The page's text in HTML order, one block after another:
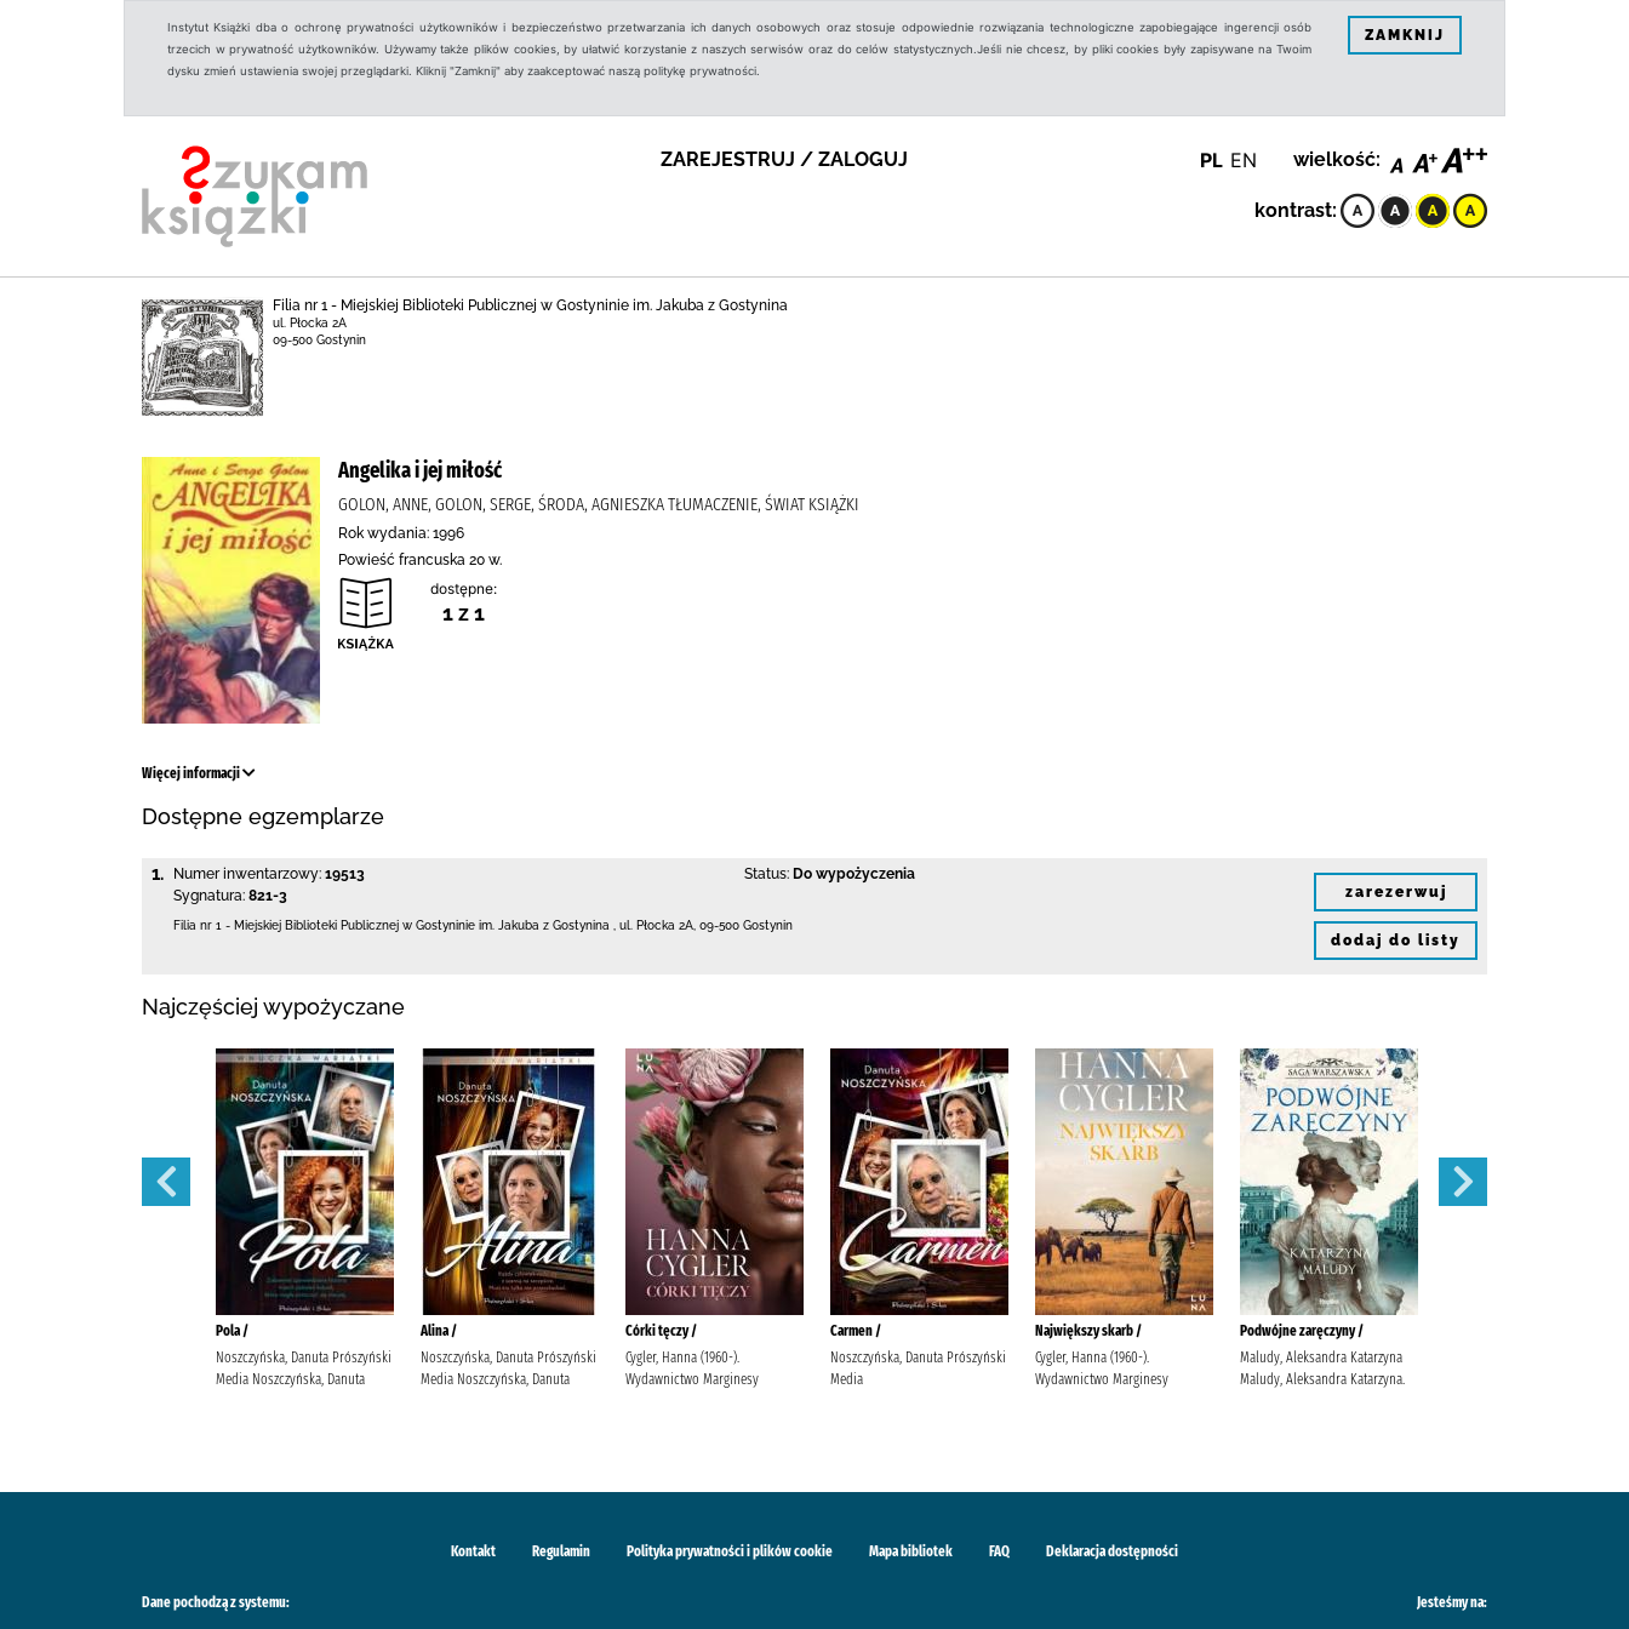
Instytut Książki dba o ochronę prywatności użytkowników i bezpieczeństwo przetwarzania ich danych osobowych oraz stosuje odpowiednie rozwiązania technologiczne zapobiegające ingerencji osób
trzecich w prywatność użytkowników. Używamy także plików cookies, by ułatwić korzystanie z naszych serwisów oraz do celów statystycznych.Jeśli nie chcesz, by pliki cookies były zapisywane na Twoim
dysku zmień ustawienia swojej przeglądarki. Kliknij "Zamknij" aby zaakceptować naszą politykę prywatności.
ZAMKNIJ
ZAREJESTRUJ / ZALOGUJ PL EN wielkość:
kontrast:
Filia nr 1 - Miejskiej Biblioteki Publicznej w Gostyninie im. Jakuba z Gostynina
ul. Płocka 2A
09-500 Gostynin
Angelika i jej miłość
GOLON, ANNE, GOLON, SERGE, ŚRODA, AGNIESZKA TŁUMACZENIE, ŚWIAT KSIĄŻKI
Rok wydania: 1996
Powieść francuska 20 w.
dostępne:
1 z 1
Więcej informacji
Dostępne egzemplarze
1. Numer inwentarzowy: 19513
Sygnatura: 821-3
Status: Do wypożyczenia
Filia nr 1 - Miejskiej Biblioteki Publicznej w Gostyninie im. Jakuba z Gostynina ul. Płocka 2A 09-500 Gostynin
zarezerwuj
dodaj do listy
Najczęściej wypożyczane
Pola /
Noszczyńska, Danuta Prószyński
Media Noszczyńska, Danuta
Alina /
Noszczyńska, Danuta Prószyński
Media Noszczyńska, Danuta
Córki tęczy /
Cygler, Hanna (1960-).
Wydawnictwo Marginesy
Carmen /
Noszczyńska, Danuta Prószyński
Media
Największy skarb /
Cygler, Hanna (1960-).
Wydawnictwo Marginesy
Podwójne zaręczyny /
Maludy, Aleksandra Katarzyna
Maludy, Aleksandra Katarzyna.
Kontakt Regulamin Polityka prywatności i plików cookie Mapa bibliotek FAQ Deklaracja dostępności
Dane pochodzą z systemu: Jesteśmy na: